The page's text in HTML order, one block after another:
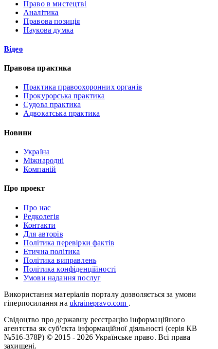
Право в мистецтві
Аналітика
Правова позиція
Наукова думка
Відео
Правова практика
Практика правоохоронних органів
Прокурорська практика
Судова практика
Адвокатська практика
Новини
Україна
Міжнародні
Компаній
Про проект
Про нас
Редколегія
Контакти
Для авторів
Політика перевірки фактів
Етична політика
Політика виправлень
Політика конфіденційності
Умови надання послуг
Використання матеріалів порталу дозволяється за умови
гіперпосилання на ukrainepravo.com .
Свідоцтво про державну реєстрацію інформаційного
агентства як суб'єкта інформаційної діяльності (серія КВ
№516-378Р) © 2015 - 2026 Українське право. Всі права
захищені.